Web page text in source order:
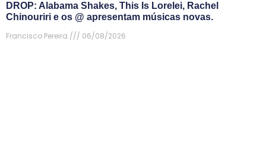
DROP: Alabama Shakes, This Is Lorelei, Rachel
Chinouriri e os @ apresentam músicas novas.
Francisco Pereira
06/08/2026